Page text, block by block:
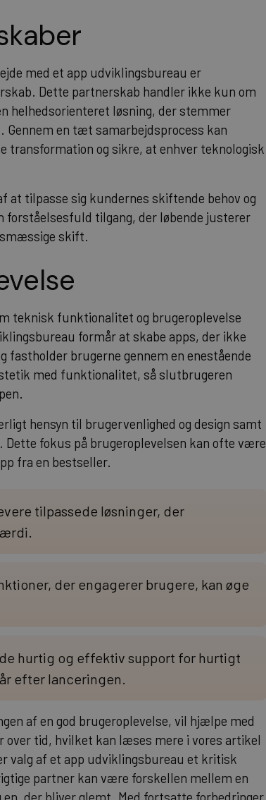
med et app udviklingsbureau er
Dette partnerskab handler ikke kun om
helhedsorienteret løsning, der stemmer
Gennem en tæt samarbejdsprocess kan
og sikre, at enhver teknologisk
at tilpasse sig kundernes skiftende behov og
tilgang, der løbende justerer
skift.
teknisk funktionalitet og brugeroplevelse
formår at skabe apps, der ikke
fastholder brugerne gennem en enestående
med funktionalitet, så slutbrugeren
hensyn til brugervenlighed og design samt
fokus på brugeroplevelsen kan ofte være
fra en bestseller.
tilpassede løsninger, der
der engagerer brugere, kan øge
hurtig og effektiv support for hurtigt
efter lanceringen.
af en god brugeroplevelse, vil hjælpe med
tid, hvilket kan læses mere i vores artikel
valg af et app udviklingsbureau et kritisk
partner kan være forskellen mellem en